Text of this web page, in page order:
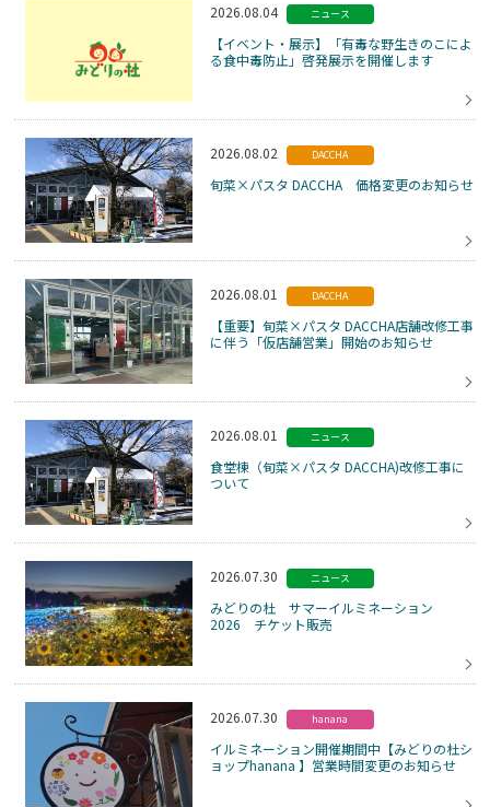
2026.08.04 ニュース
【イベント・展示】「有毒な野生きのこによ
る食中毒防止」啓発展示を開催します
2026.08.02 DACCHA
旬菜×パスタ DACCHA 価格変更のお知らせ
2026.08.01 DACCHA
【重要】旬菜×パスタ DACCHA店舗改修工事
に伴う「仮店舗営業」開始のお知らせ
2026.08.01 ニュース
食堂棟（旬菜×パスタ DACCHA)改修工事に
ついて
2026.07.30 ニュース
みどりの杜 サマーイルミネーション
2026 チケット販売
2026.07.30 hanana
イルミネーション開催期間中【みどりの杜シ
ョップhanana 】営業時間変更のお知らせ